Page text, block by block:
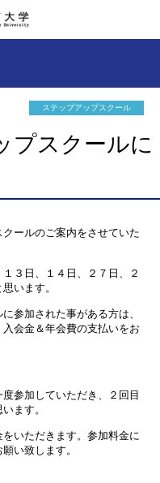
ステップアップスクール
プスクールに
ールのご案内をさせていた
３日、１４日、２７日、２
います。
参加された事がある方は、
会金＆年会費の支払いをお
参加していただき、２回目
ます。
いただきます。参加料金に
い致します。